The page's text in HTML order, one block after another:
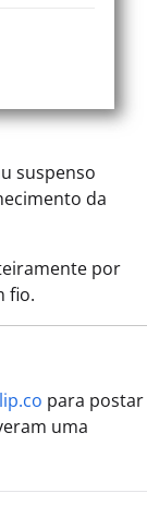
suspenso
da
por
fio.
para postar
uma